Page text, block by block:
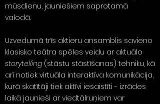
mūsdienu, jauniešiem saprotamā
valodā.
Uzvedumā trīs aktieru ansamblis savieno
klasisko teātra spēles veidu ar aktuālo
storytelling (stāstu stāstīšanas) tehniku, kā
arī notiek virtuāla interaktīva komunikācija,
kurā skatītāji tiek aktīvi iesaistīti - izrādes
laikā jaunieši ar viedtālruņiem var